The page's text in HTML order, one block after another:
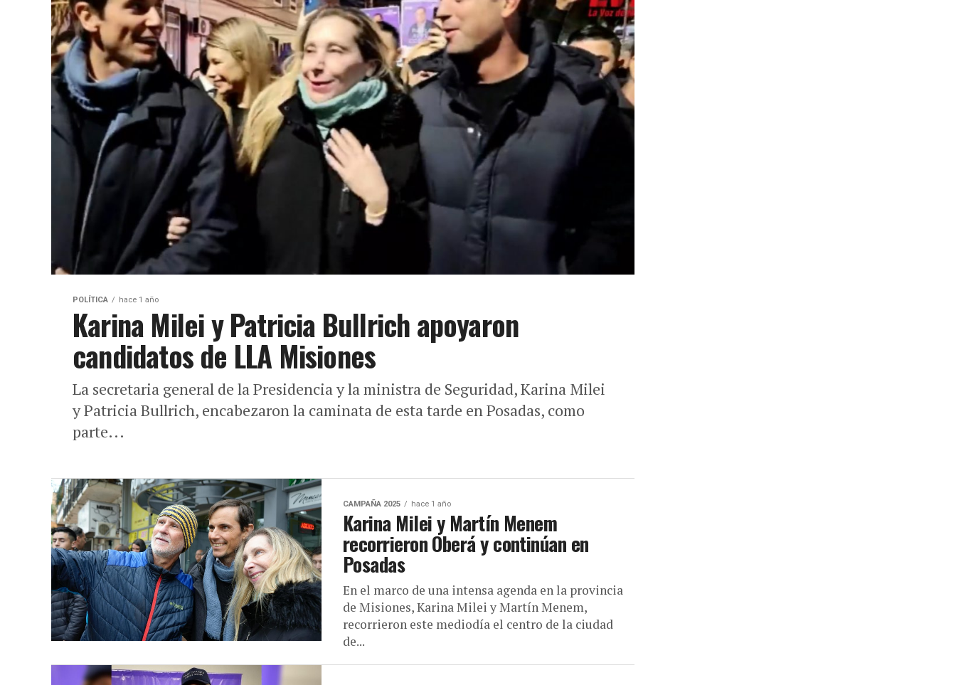
POLÍTICA hace 1 año
Karina Milei y Patricia Bullrich apoyaron
candidatos de LLA Misiones
La secretaria general de la Presidencia y la ministra de Seguridad, Karina Milei
y Patricia Bullrich, encabezaron la caminata de esta tarde en Posadas, como
parte...
CAMPAÑA 2025 hace 1 año
Karina Milei y Martín Menem
recorrieron Oberá y continúan en
Posadas
En el marco de una intensa agenda en la provincia
de Misiones, Karina Milei y Martín Menem,
recorrieron este mediodía el centro de la ciudad
de...